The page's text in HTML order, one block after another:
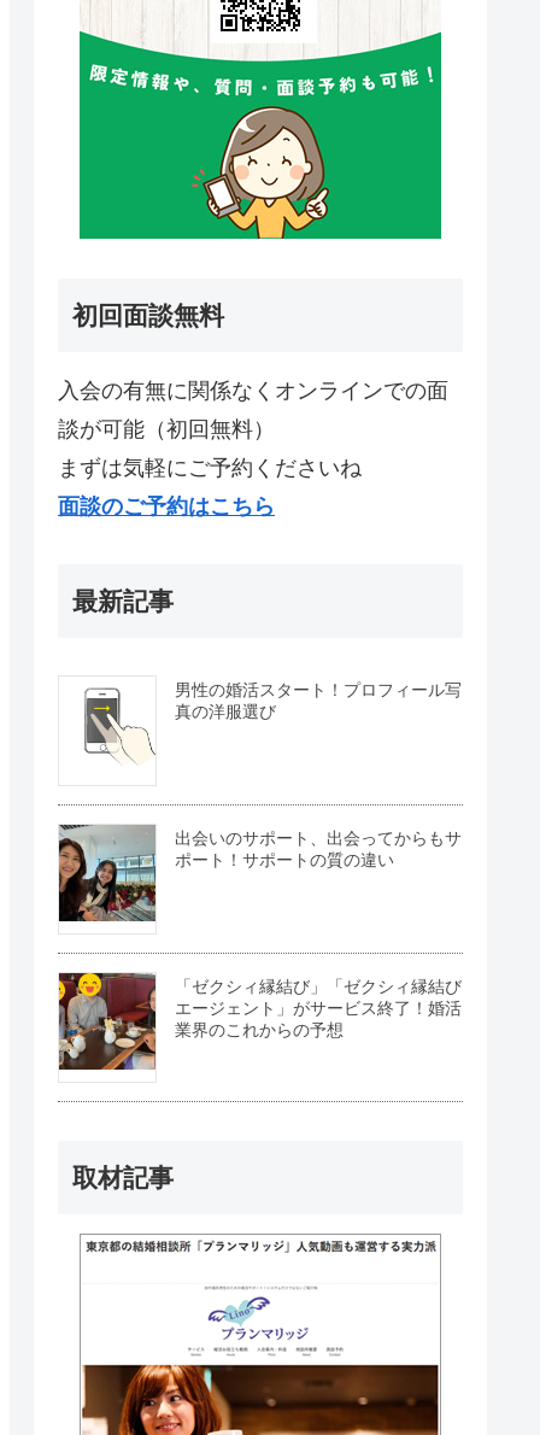
初回面談無料
入会の有無に関係なくオンラインでの面
談が可能（初回無料）
まずは気軽にご予約くださいね
面談のご予約はこちら
最新記事
男性の婚活スタート！プロフィール写
真の洋服選び
出会いのサポート、出会ってからもサ
ポート！サポートの質の違い
「ゼクシィ縁結び」「ゼクシィ縁結び
エージェント」がサービス終了！婚活
業界のこれからの予想
取材記事